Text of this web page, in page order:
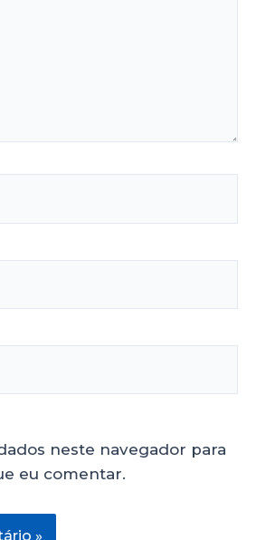
neste navegador para
eu comentar.